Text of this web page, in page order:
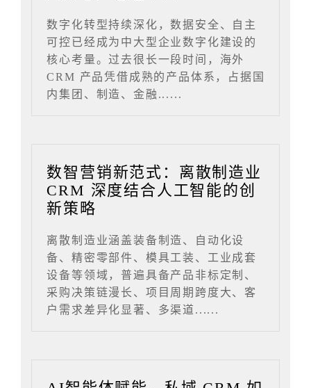
数字化转型持续深化，数据安全、自主
可控已经成为中大型企业数字化建设的
核心考量。过去很长一段时间，海外
CRM 产品凭借成熟的产品体系，占据国
内集团、制造、金融......
数智营销新范式：离散制造业
CRM 深度结合人工智能的创
新策略
离散制造业涵盖装备制造、自动化设
备、精密零部件、模具工装、工业成套
设备等领域，普遍具备产品非标定制、
采购决策链漫长、项目周期跨度大、客
户需求差异化显著、多渠道......